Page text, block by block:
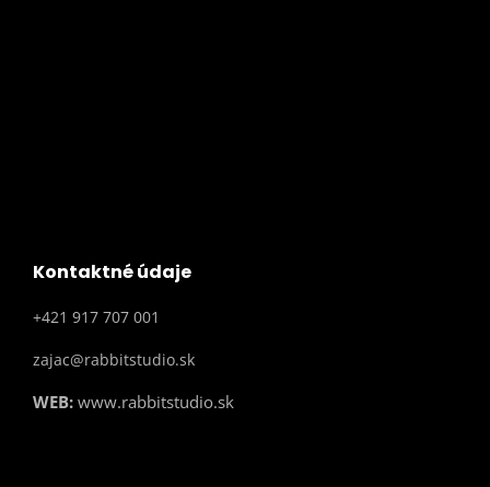
Kontaktné údaje
+421 917 707 001
zajac@rabbitstudio.sk
WEB: www.rabbitstudio.sk